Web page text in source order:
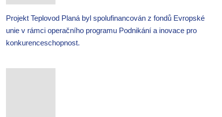
Projekt Teplovod Planá byl spolufinancován z fondů Evropské
unie v rámci operačního programu Podnikání a inovace pro
konkurenceschopnost.